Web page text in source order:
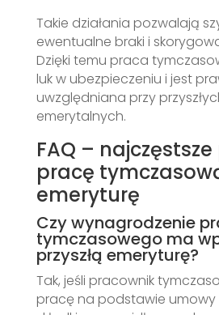
Takie działania pozwalają
ewentualne braki i
Dzięki temu praca
luk w ubezpieczeniu i jest
uwzględniana przy
emerytalnych.
FAQ –
pracę
emeryturę
Czy wynagrodzenie
tymczasowego ma
przyszłą emeryturę?
Tak, jeśli pracownik
pracę na podstawie umowy